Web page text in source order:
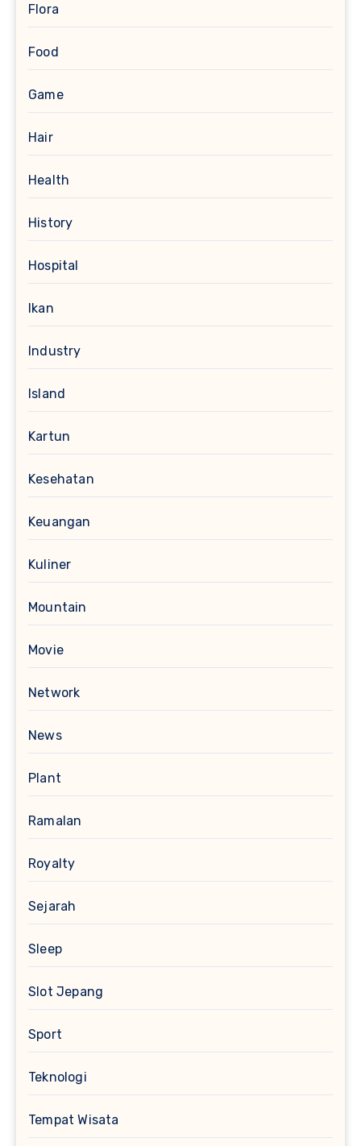
Flora
Food
Game
Hair
Health
History
Hospital
Ikan
Industry
Island
Kartun
Kesehatan
Keuangan
Kuliner
Mountain
Movie
Network
News
Plant
Ramalan
Royalty
Sejarah
Sleep
Slot Jepang
Sport
Teknologi
Tempat Wisata